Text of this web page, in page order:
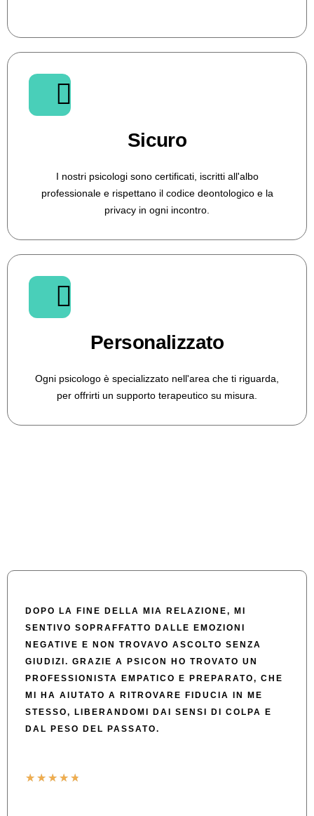
Sicuro
I nostri psicologi sono certificati, iscritti all'albo
professionale e rispettano il codice deontologico e la
privacy in ogni incontro.
Personalizzato
Ogni psicologo è specializzato nell'area che ti riguarda,
per offrirti un supporto terapeutico su misura.
DOPO LA FINE DELLA MIA RELAZIONE, MI
SENTIVO SOPRAFFATTO DALLE EMOZIONI
NEGATIVE E NON TROVAVO ASCOLTO SENZA
GIUDIZI. GRAZIE A PSICON HO TROVATO UN
PROFESSIONISTA EMPATICO E PREPARATO, CHE
MI HA AIUTATO A RITROVARE FIDUCIA IN ME
STESSO, LIBERANDOMI DAI SENSI DI COLPA E
DAL PESO DEL PASSATO.
★ ★ ★ ★ ★